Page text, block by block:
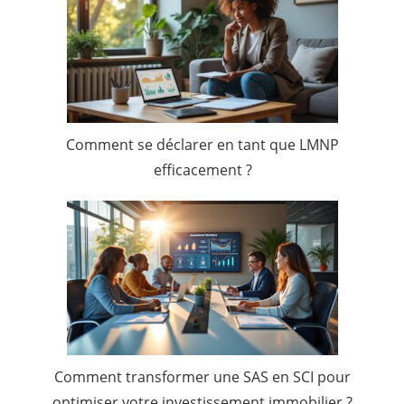
Comment se déclarer en tant que LMNP
efficacement ?
Comment transformer une SAS en SCI pour